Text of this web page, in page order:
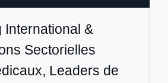
International &
Sectorielles
Leaders de